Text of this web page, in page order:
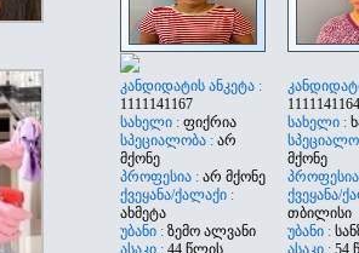
კანდიდატის ანკეტა :
1111141167
სახელი : ფიქრია
სპეციალობა : არ
მქონე
პროფესია : არ მქონე
ქვეყანა/ქალაქი :
ახმეტა
უბანი : ზემო ალვანი
ასაკი : 44 წლის
1111141164
სახელი :
მქონე
ქვეყანა/
თბილისი
უბანი :
ასაკი : 54